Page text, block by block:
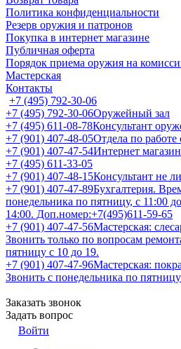
Политика конфиденциальности
Резерв оружия и патронов
Покупка в интернет магазине
Публичная оферта
Порядок приема оружия на
Мастерская
Контакты
+7 (495) 792-30-06
+7 (495) 792-30-06Оружейный зал
+7 (495) 611-08-78Консультант
+7 (901) 407-48-05Отдела по
+7 (901) 407-47-54Интернет магазин
+7 (495) 611-33-05
+7 (901) 407-48-15Консультант не
+7 (901) 407-47-89Бухгалтерия.
понедельника по пятницу, с 11:00
14:00. Доп.номер:+7(495)611-59-65
+7 (901) 407-47-56Мастерская:
Звонить только по вопросам
пятницу с 10 до 19.
+7 (901) 407-47-96Мастерская:
Звонить с понедельника по
Заказать звонок
Задать вопрос
Войти